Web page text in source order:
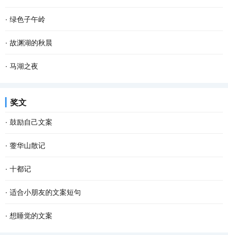
· 绿色子午岭
· 故渊湖的秋晨
· 马湖之夜
奖文
· 鼓励自己文案
· 蓥华山散记
· 十都记
· 适合小朋友的文案短句
· 想睡觉的文案